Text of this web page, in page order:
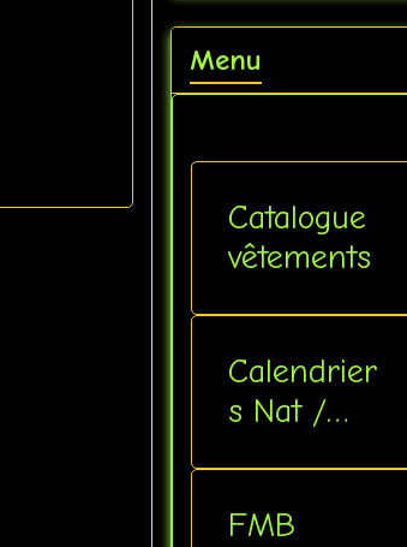
Menu
Catalogue
vêtements
Calendrier
s Nat /
FMB